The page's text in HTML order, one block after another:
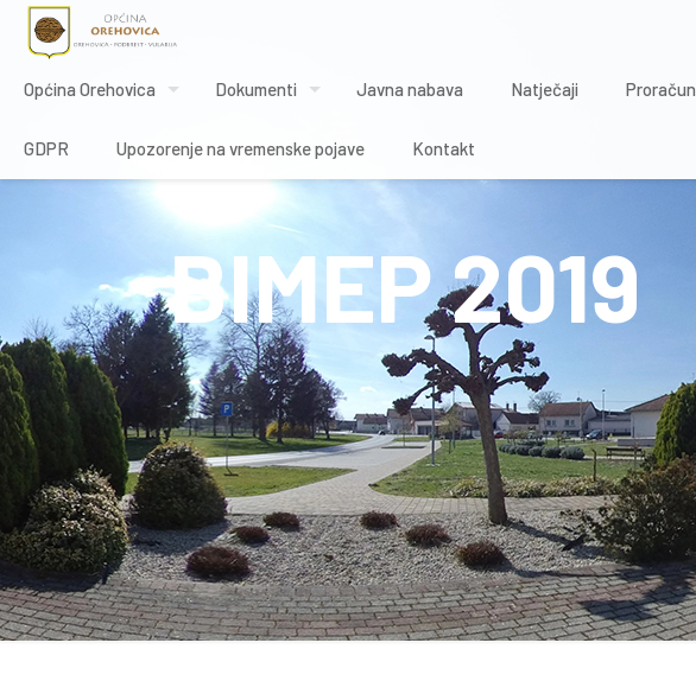
Općina Orehovica Dokumenti Javna nabava Natječaji Proračun
GDPR Upozorenje na vremenske pojave Kontakt
BIMEP 2019